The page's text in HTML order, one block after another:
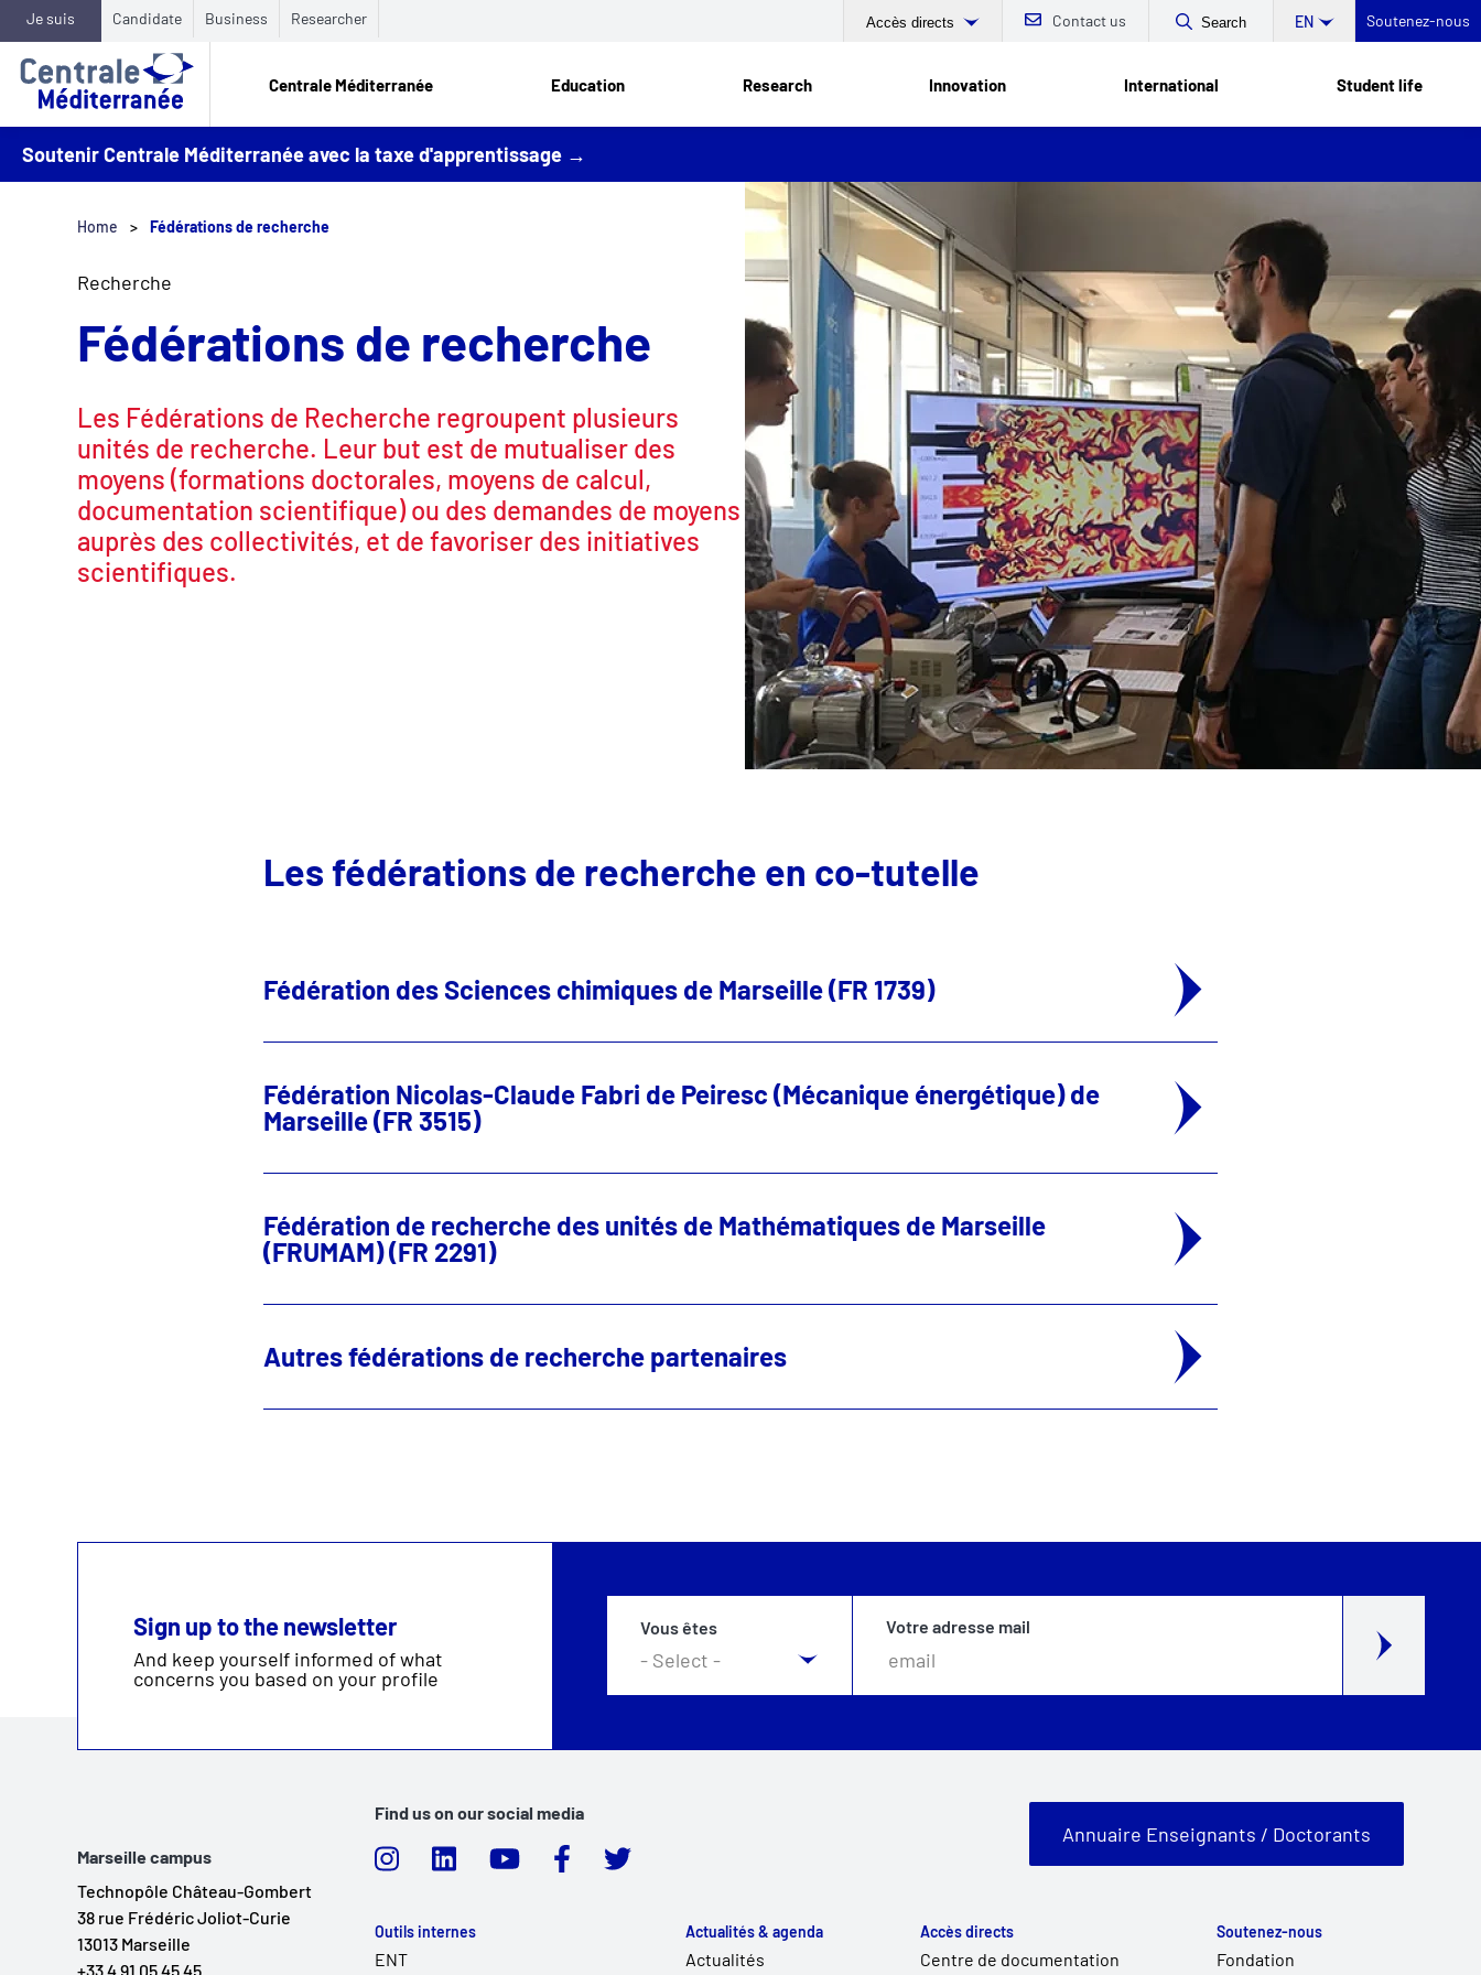
Je suis Candidate Business Researcher Accès directs Contact us Search EN Soutenez-nous
Centrale Méditerranée Education Research Innovation International Student life
Soutenir Centrale Méditerranée avec la taxe d'apprentissage →
Home Fédérations de recherche
Recherche
Fédérations de recherche
Les Fédérations de Recherche regroupent plusieurs
unités de recherche. Leur but est de mutualiser des
moyens (formations doctorales, moyens de calcul,
documentation scientifique) ou des demandes de moyens
auprès des collectivités, et de favoriser des initiatives
scientifiques.
Les fédérations de recherche en co-tutelle
Fédération des Sciences chimiques de Marseille (FR 1739)
Fédération Nicolas-Claude Fabri de Peiresc (Mécanique énergétique) de
Marseille (FR 3515)
Fédération de recherche des unités de Mathématiques de Marseille
(FRUMAM) (FR 2291)
Autres fédérations de recherche partenaires
Sign up to the newsletter
And keep yourself informed of what
concerns you based on your profile
Vous êtes Votre adresse mail
Marseille campus
Technopôle Château-Gombert
38 rue Frédéric Joliot-Curie
13013 Marseille
+33 4 91 05 45 45
Find us on our social media
Annuaire Enseignants / Doctorants
Outils internes
ENT
Actualités & agenda
Actualités
Accès directs
Centre de documentation
Soutenez-nous
Fondation